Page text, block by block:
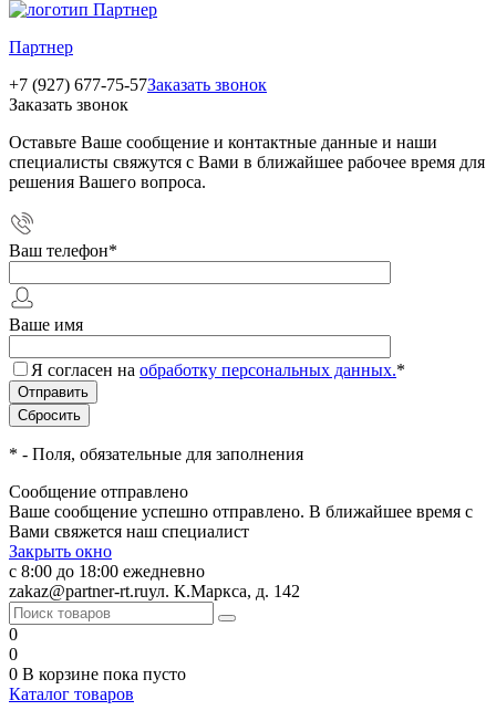
Партнер
+7 (927) 677-75-57Заказать звонок
Заказать звонок
Оставьте Ваше сообщение и контактные данные и наши
специалисты свяжутся с Вами в ближайшее рабочее время для
решения Вашего вопроса.
Ваш телефон*
Ваше имя
Я согласен на обработку персональных данных.*
* - Поля, обязательные для заполнения
Сообщение отправлено
Ваше сообщение успешно отправлено. В ближайшее время с
Вами свяжется наш специалист
Закрыть окно
с 8:00 до 18:00 ежедневно
zakaz@partner-rt.ruул. К.Маркса, д. 142
0
0
0 В корзине пока пусто
Каталог товаров